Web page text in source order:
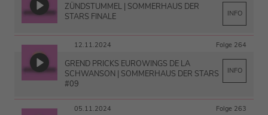
ZÜNDSTUMMEL | SOMMERHAUS DER
STARS FINALE
INFO
12.11.2024 Folge 264
GREND PRICKS EUROWINGS DE LA
SCHWANSON | SOMMERHAUS DER STARS
#09
INFO
05.11.2024 Folge 263